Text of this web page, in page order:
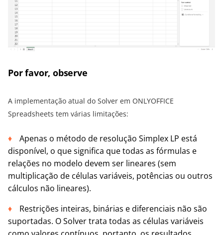
Por favor, observe
A implementação atual do Solver em ONLYOFFICE
Spreadsheets tem várias limitações:
Apenas o método de resolução Simplex LP está
disponível, o que significa que todas as fórmulas e
relações no modelo devem ser lineares (sem
multiplicação de células variáveis, potências ou outros
cálculos não lineares).
Restrições inteiras, binárias e diferenciais não são
suportadas. O Solver trata todas as células variáveis